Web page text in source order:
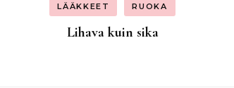
LÄÄKKEET RUOKA
Lihava kuin sika